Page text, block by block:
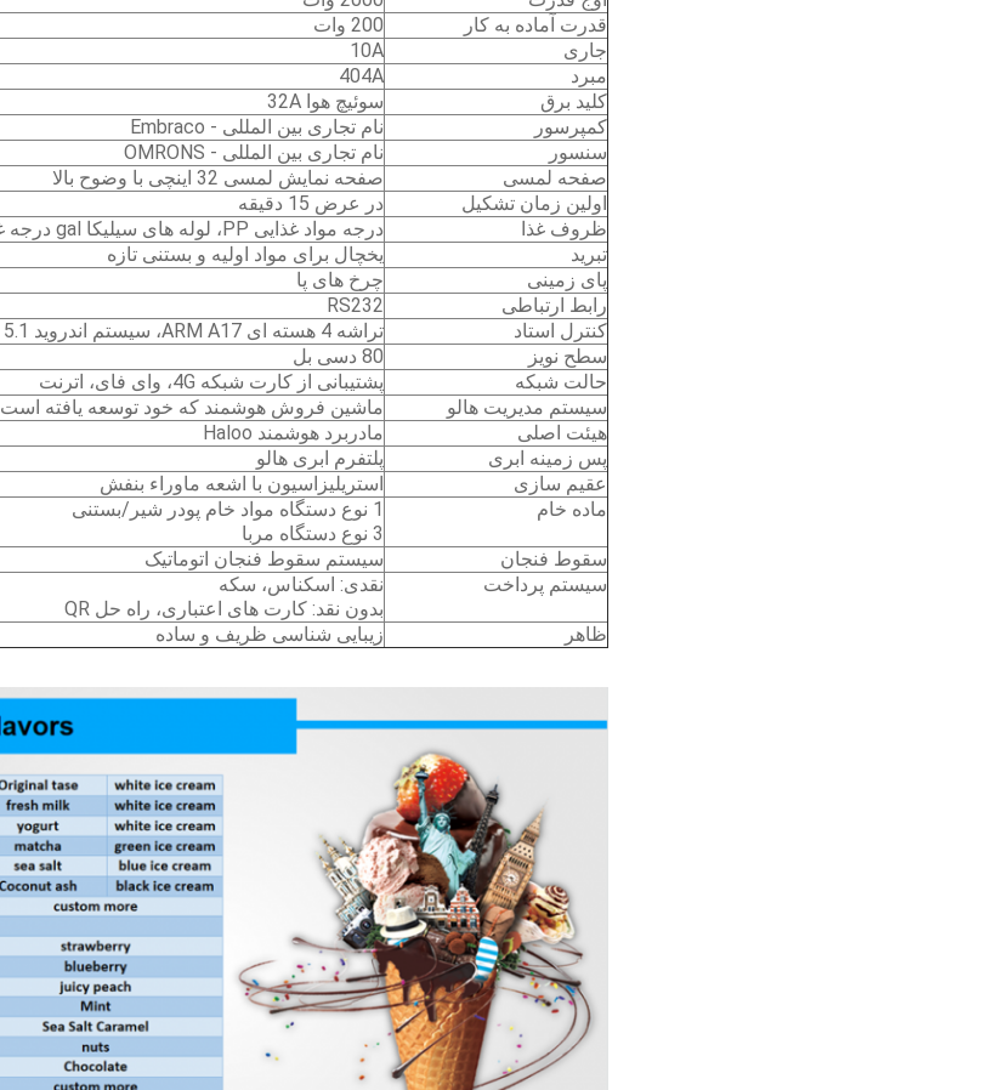
قدرت آماده به کار
200 وات
جاری
10A
مبرد
404A
کلید برق
سوئیچ هوا 32A
کمپرسور
نام تجاری بین المللی - Embraco
سنسور
نام تجاری بین المللی - OMRONS
صفحه لمسی
صفحه نمایش لمسی 32 اینچی با وضوح بالا
اولین زمان تشکیل
در عرض 15 دقیقه
ظروف غذا
درجه مواد غذایی PP، لوله های سیلیکا gal درجه غذایی و فولاد ضد زنگ 304
تبرید
یخچال برای مواد اولیه و بستنی تازه
پای زمینی
چرخ های پا
رابط ارتباطی
RS232
کنترل استاد
تراشه 4 هسته ای ARM A17، سیستم اندروید 5.1
سطح نویز
80 دسی بل
حالت شبکه
پشتیبانی از کارت شبکه 4G، وای فای، اترنت
سیستم مدیریت هالو
ماشین فروش هوشمند که خود توسعه یافته است
هیئت اصلی
مادربرد هوشمند Haloo
پس زمینه ابری
پلتفرم ابری هالو
عقیم سازی
استریلیزاسیون با اشعه ماوراء بنفش
ماده خام
1 نوع دستگاه مواد خام پودر شیر/بستنی
3 نوع دستگاه مربا
سقوط فنجان
سیستم سقوط فنجان اتوماتیک
سیستم پرداخت
نقدی: اسکناس، سکه
بدون نقد: کارت های اعتباری، راه حل QR
ظاهر
زیبایی شناسی ظریف و ساده